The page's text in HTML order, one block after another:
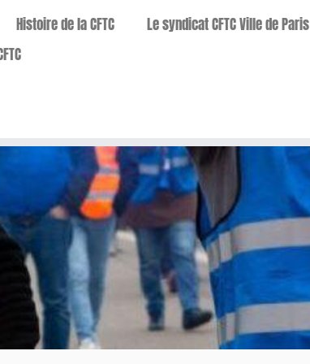
Histoire de la CFTC Le syndicat CFTC Ville de Paris